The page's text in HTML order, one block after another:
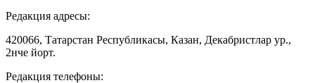
Редакция адресы:
420066, Татарстан Республикасы, Казан, Декабристлар ур.,
2нче йорт.
Редакция телефоны: